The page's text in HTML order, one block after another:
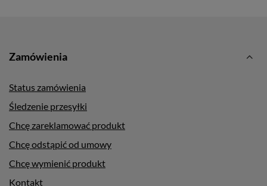
Zamówienia
Status zamówienia
Śledzenie przesyłki
Chcę zareklamować produkt
Chcę odstąpić od umowy
Chcę wymienić produkt
Kontakt